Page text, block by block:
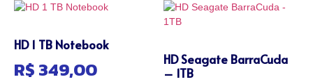
HD 1 TB Notebook
R$349,00
HD Seagate BarraCuda
– 1TB